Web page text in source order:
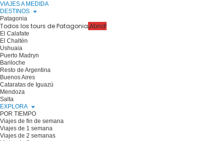
VIAJES A MEDIDA
DESTINOS
Patagonia
Todos los tours de Patagonia¡Abrid!
El Calafate
El Chaltén
Ushuaia
Puerto Madryn
Bariloche
Resto de Argentina
Buenos Aires
Cataratas de Iguazú
Mendoza
Salta
EXPLORA
POR TIEMPO
Viajes de fin de semana
Viajes de 1 semana
Viajes de 2 semanas